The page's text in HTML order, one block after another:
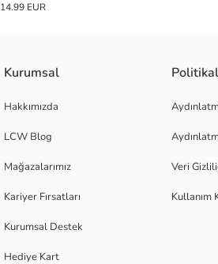
14.99 EUR
Kurumsal
Hakkımızda
LCW Blog
Mağazalarımız
Kariyer Fırsatları
Kurumsal Destek
Hediye Kart
Veri
Kullanım